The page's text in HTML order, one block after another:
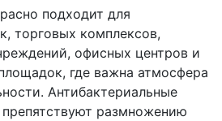
подходит для
торговых комплексов,
офисных центров и
где важна атмосфера
Антибактериальные
размножению